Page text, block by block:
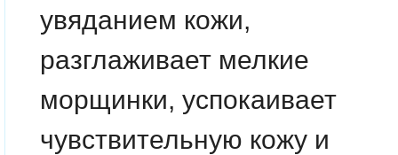
увяданием кожи,
разглаживает мелкие
морщинки, успокаивает
чувствительную кожу и